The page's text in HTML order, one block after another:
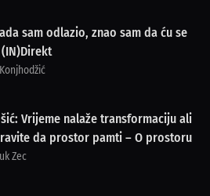
sam odlazio, znao sam da ću se
Vrijeme nalaže transformaciju ali
da prostor pamti – O prostoru
Zec